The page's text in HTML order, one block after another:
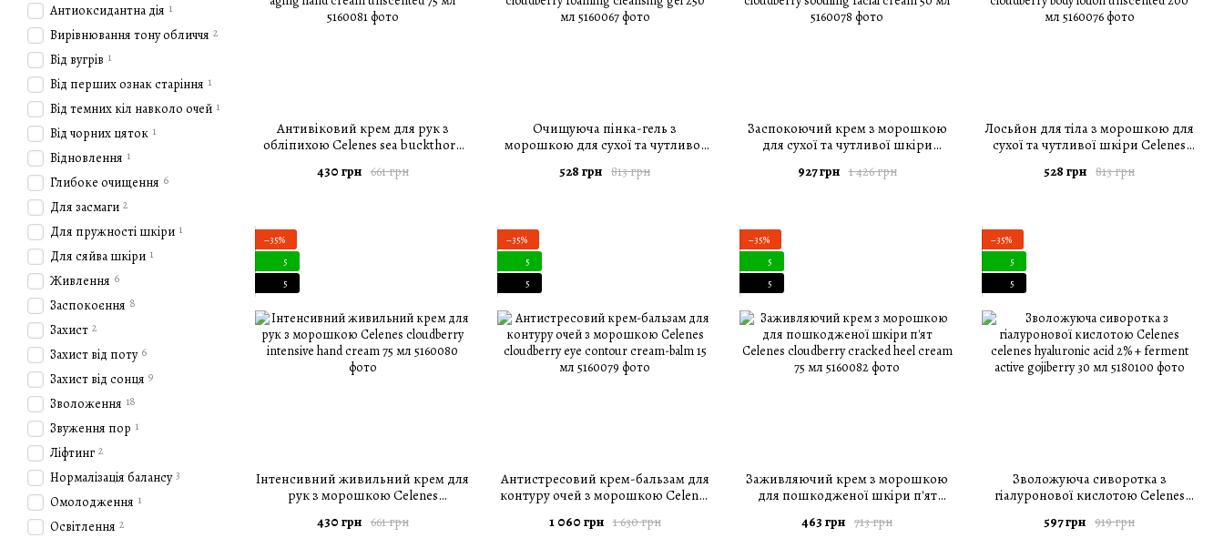
Антивіковий крем для рук з
обліпихою Celenes sea buckthorn
мл661 грн
430 грн
Очищуюча пінка-гель з
морошкою для сухої та чутливої
cleansing gel 250 мл
813 грн
528 грн
Заспокоючий крем з морошкою
для сухої та чутливої шкіри
cream 50 мл
1 426 грн
927 грн
Лосьйон для тіла з морошкою для
сухої та чутливої шкіри Celenes
200 мл813 грн
528 грн
−35%
5
5
Інтенсивний живильний крем для
рук з морошкою Celenes
мл661 грн
430 грн
−35%
5
5
Антистресовий крем-бальзам для
контуру очей з морошкою Celenes
15 мл1 630 грн
1 060 грн
−35%
5
5
Заживляючий крем з морошкою
для пошкодженої шкіри п'ят
cream 75 мл
713 грн
463 грн
−35%
5
5
Зволожуюча сиворотка з
гіалуронової кислотою Celenes
active gojiberry 30 мл
919 грн
597 грн
Антиоксидантна дія 1
Вирівнювання тону обличчя 2
Від вугрів 1
Від перших ознак старіння 1
Від темних кіл навколо очей 1
Від чорних цяток 1
Відновлення 1
Глибоке очищення 6
Для засмаги 2
Для пружності шкіри 1
Для сяйва шкіри 1
Живлення 6
Заспокоєння 8
Захист 2
Захист від поту 6
Захист від сонця 9
Зволоження 18
Звуження пор 1
Ліфтинг 2
Нормалізація балансу 3
Омолодження 1
Освітлення 2